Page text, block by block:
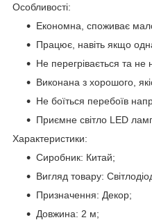
Особливості:
Економна, споживає
Працює, навіть якщо
Не перегрівається та не
Виконана з хорошого,
Не боїться перебоїв
Приємне світло LED
Характеристики:
Сиробник: Китай;
Вигляд товару:
Призначення: Декор;
Довжина: 2 м;